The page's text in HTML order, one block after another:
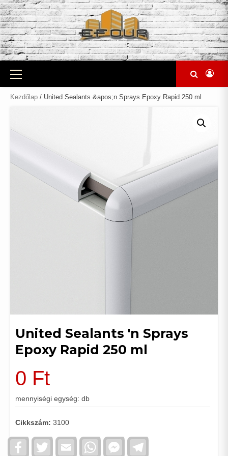
Skip
to
content
Primary
Menu
Kezdőlap / United Sealants &apos;n Sprays Epoxy Rapid 250 ml
United Sealants 'n Sprays
Epoxy Rapid 250 ml
0 Ft
mennyiségi egység: db
Cikkszám: 3100
FacebookTwitter Email WhatsAppFacebook
Messenger